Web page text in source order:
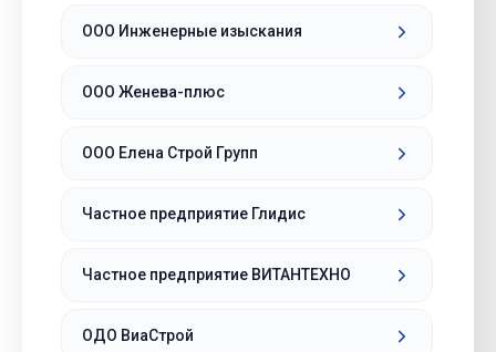
ООО Инженерные изыскания
ООО Женева-плюс
ООО Елена Строй Групп
Частное предприятие Глидис
Частное предприятие ВИТАНТЕХНО
ОДО ВиаСтрой